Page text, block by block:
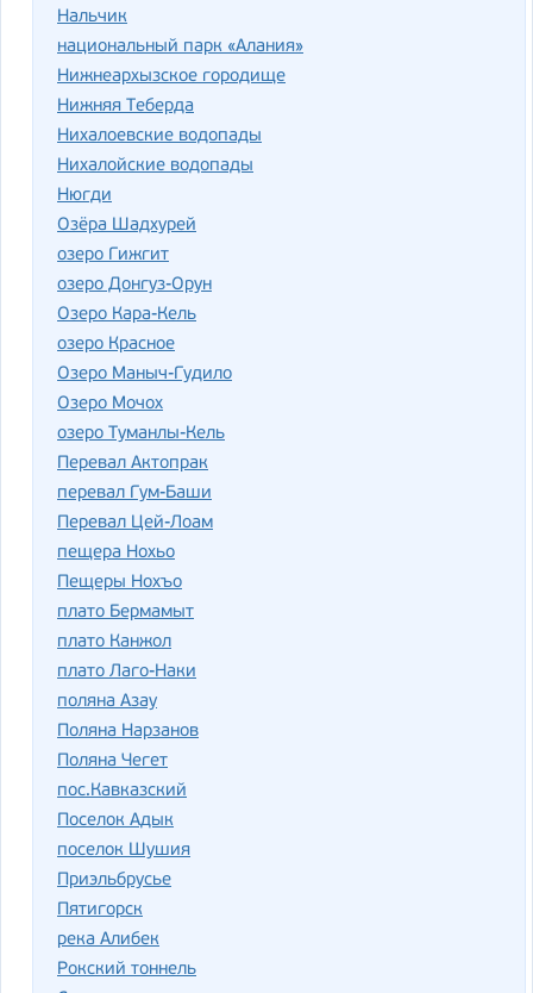
Нальчик
национальный парк «Алания»
Нижнеархызское городище
Нижняя Теберда
Нихалоевские водопады
Нихалойские водопады
Нюгди
Озёра Шадхурей
озеро Гижгит
озеро Донгуз-Орун
Озеро Кара-Кель
озеро Красное
Озеро Маныч-Гудило
Озеро Мочох
озеро Туманлы-Кель
Перевал Актопрак
перевал Гум-Баши
Перевал Цей-Лоам
пещера Нохьо
Пещеры Нохъо
плато Бермамыт
плато Канжол
плато Лаго-Наки
поляна Азау
Поляна Нарзанов
Поляна Чегет
пос.Кавказский
Поселок Адык
поселок Шушия
Приэльбрусье
Пятигорск
река Алибек
Рокский тоннель